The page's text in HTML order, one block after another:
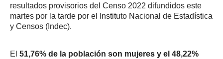
resultados provisorios del Censo 2022 difundidos este
martes por la tarde por el Instituto Nacional de Estadística
y Censos (Indec).
El 51,76% de la población son mujeres y el 48,22%